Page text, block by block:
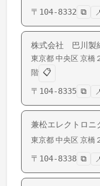
〒 104-8332 ⧉
株式会社 巴川製
東京都 中央区 京橋
階 📋
〒 104-8335 ⧉
兼松エレクトロ
東京都 中央区 京橋
〒 104-8338 ⧉